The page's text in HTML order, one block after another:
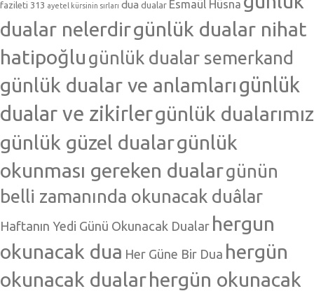
fazileti 313 ayetel kürsinin sırları dua dualar Esmaül Hüsna
dualar nelerdirgünlük dualar nihat
hatipoğlu günlük dualar semerkand
günlük dualar ve anlamlarıgünlük
dualar ve zikirlergünlük dualarımız
günlük güzel dualargünlük
okunması gereken dualargünün
belli zamanında okunacak duâlar
Haftanın Yedi Günü Okunacak Dualar hergun
okunacak dua Her Güne Bir Dua hergün
okunacak dualarhergün okunacak